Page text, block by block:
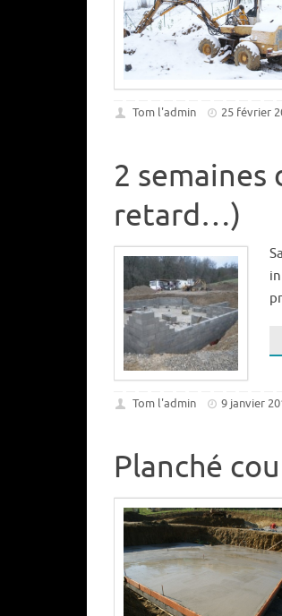
Tom l'admin 25 février
2
retard…)
Tom l'admin 9 janvier
Planché